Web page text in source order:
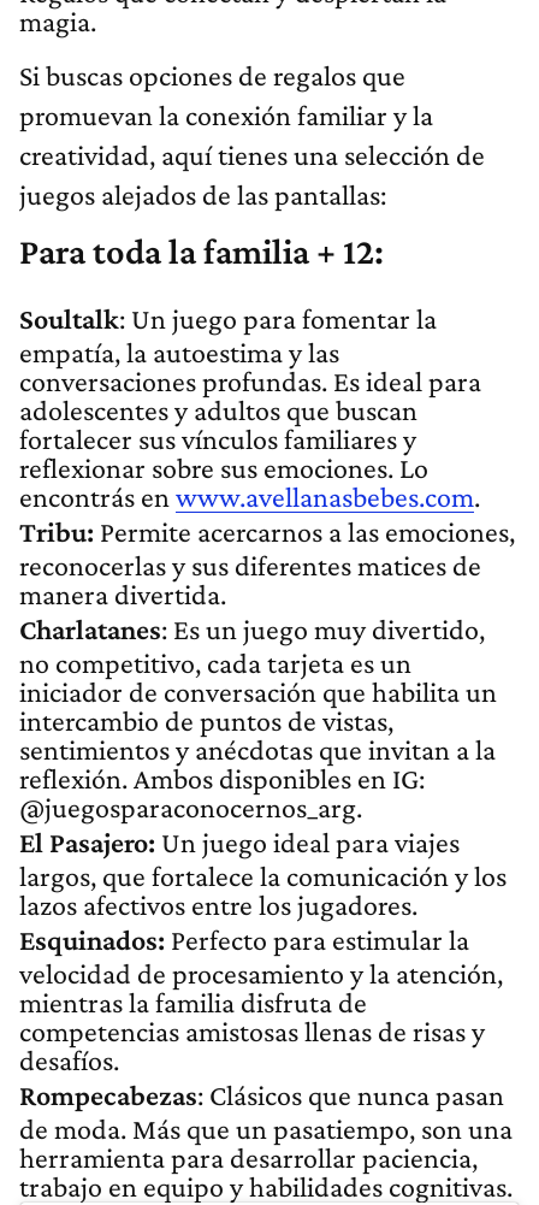
magia.
Si buscas opciones de regalos que
promuevan la conexión familiar y la
creatividad, aquí tienes una selección de
juegos alejados de las pantallas:
Para toda la familia + 12:
Soultalk: Un juego para fomentar la
empatía, la autoestima y las
conversaciones profundas. Es ideal para
adolescentes y adultos que buscan
fortalecer sus vínculos familiares y
reflexionar sobre sus emociones. Lo
encontrás en www.avellanasbebes.com.
Tribu: Permite acercarnos a las emociones,
reconocerlas y sus diferentes matices de
manera divertida.
Charlatanes: Es un juego muy divertido,
no competitivo, cada tarjeta es un
iniciador de conversación que habilita un
intercambio de puntos de vistas,
sentimientos y anécdotas que invitan a la
reflexión. Ambos disponibles en IG:
@juegosparaconocernos_arg.
El Pasajero: Un juego ideal para viajes
largos, que fortalece la comunicación y los
lazos afectivos entre los jugadores.
Esquinados: Perfecto para estimular la
velocidad de procesamiento y la atención,
mientras la familia disfruta de
competencias amistosas llenas de risas y
desafíos.
Rompecabezas: Clásicos que nunca pasan
de moda. Más que un pasatiempo, son una
herramienta para desarrollar paciencia,
trabajo en equipo y habilidades cognitivas.